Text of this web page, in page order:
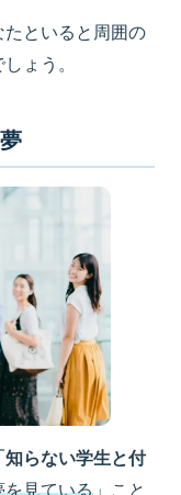
といると周囲の
ょう。
らない学生と付
を見ている 」こと